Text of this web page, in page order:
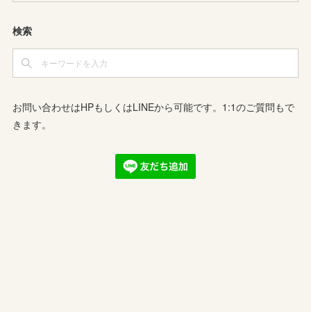
検索
お問い合わせはHPもしくはLINEから可能です。1:1のご質問もで
きます。